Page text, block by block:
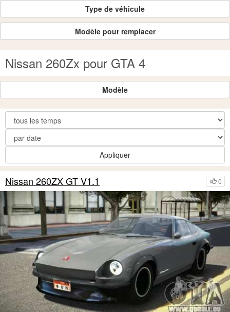
Type de véhicule
Modèle pour remplacer
Nissan 260Zx pour GTA 4
Modèle
Appliquer
0
Nissan 260ZX GT V1.1